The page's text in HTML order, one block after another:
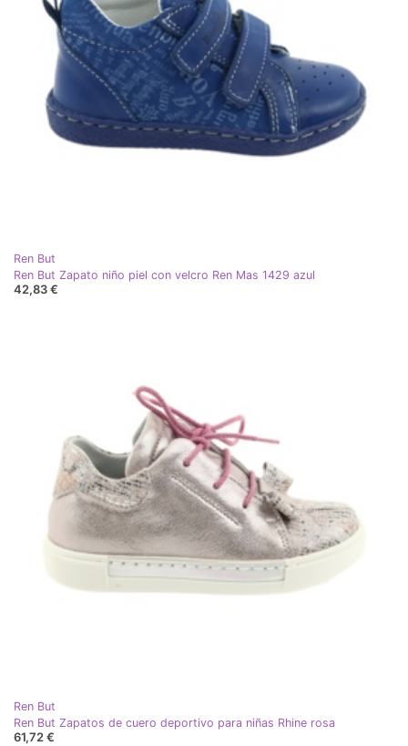
Ren But
Ren But Zapato niño piel con velcro Ren Mas 1429 azul
42,83 €
Ren But
Ren But Zapatos de cuero deportivo para niñas Rhine rosa
61,72 €